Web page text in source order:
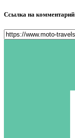
Ссылка на комментарий